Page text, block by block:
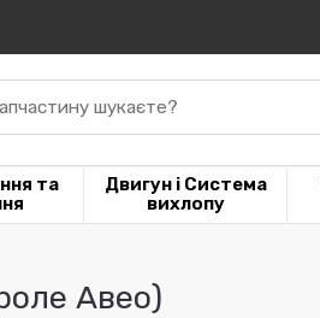
шукаєте?
та
Двигун і Система
вихлопу
Авео)